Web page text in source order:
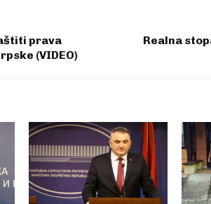
prava
(VIDEO)
Realna